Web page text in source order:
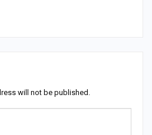
will not be published.